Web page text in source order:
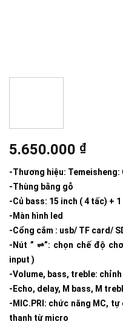
5.650.000 ₫
-Thương hiệu: Temeisheng:
-Thùng bằng gỗ
-Củ bass: 15 inch ( 4 tấc) +
-Màn hình led
-Cổng cắm : usb/ TF card/
-Nút ” ⇌”: chọn chế độ
input )
-Volume, bass, treble:
-Echo, delay, M bass, M
-MIC.PRI: chức năng MC,
thanh từ micro